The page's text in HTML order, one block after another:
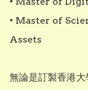
• Master of
Assets
無論是訂製香港